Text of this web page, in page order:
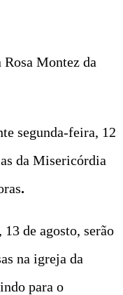
Montez da
segunda-feira, 12
da Misericórdia
.
de agosto, serão
na igreja da
para o